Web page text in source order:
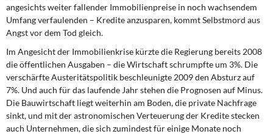
angesichts weiter fallender Immobilienpreise in noch wachsendem
Umfang verfaulenden – Kredite anzusparen, kommt Selbstmord aus
Angst vor dem Tod gleich.
Im Angesicht der Immobilienkrise kürzte die Regierung bereits 2008
die öffentlichen Ausgaben – die Wirtschaft schrumpfte um 3%. Die
verschärfte Austeritätspolitik beschleunigte 2009 den Absturz auf
7%. Und auch für das laufende Jahr stehen die Prognosen auf Minus.
Die Bauwirtschaft liegt weiterhin am Boden, die private Nachfrage
sinkt, und mit der astronomischen Verteuerung der Kredite stecken
auch Unternehmen, die sich zumindest für einige Monate noch